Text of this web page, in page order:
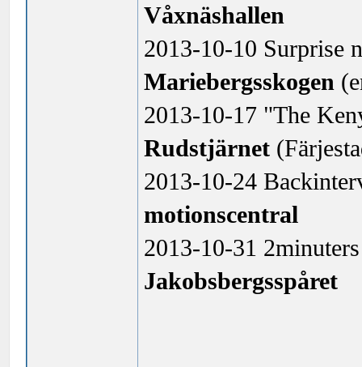
Våxnäshallen
2013-10-10 Surprise
Mariebergsskogen
2013-10-17 "The
Rudstjärnet
2013-10-24
motionscentral
2013-10-31
Jakobsbergsspåret